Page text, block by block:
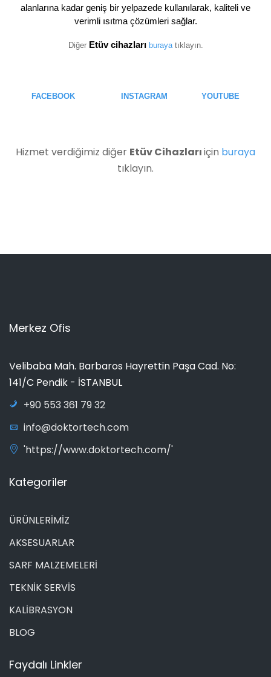
alanlarına kadar geniş bir yelpazede kullanılarak, kaliteli ve
verimli ısıtma çözümleri sağlar.
Diğer Etüv cihazları burayatıklayın.
FACEBOOK INSTAGRAM YOUTUBE
Hizmet verdiğimiz diğer Etüv Cihazlarıiçin buraya
tıklayın.
Merkez Ofis
Velibaba Mah. Barbaros Hayrettin Paşa Cad. No:
141/C Pendik - İSTANBUL
+90 553 361 79 32
info@doktortech.com
'https://www.doktortech.com/'
Kategoriler
ÜRÜNLERİMİZ
AKSESUARLAR
SARF MALZEMELERİ
TEKNİK SERVİS
KALİBRASYON
BLOG
Faydalı Linkler